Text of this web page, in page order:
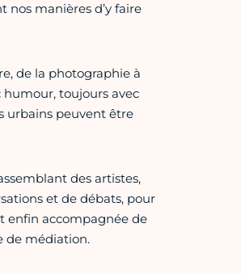
nos manières d’y faire
de la photographie à
humour, toujours avec
urbains peuvent être
des artistes,
et de débats, pour
enfin accompagnée de
de médiation.